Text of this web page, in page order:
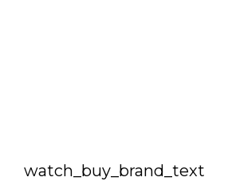
watch_buy_brand_text